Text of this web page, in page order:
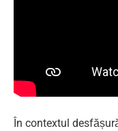
În contextul